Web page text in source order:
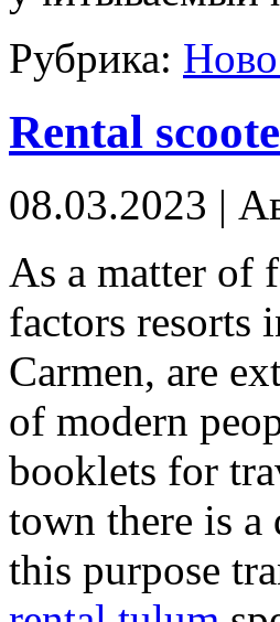
Рубрика:
Rental
08.03.2023 |
As a matter of
factors resorts
Carmen, are
of modern
booklets for
town there is a
this purpose